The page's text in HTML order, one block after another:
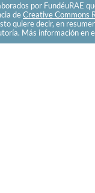
por FundéuRAE
de Creative Commons
quiere decir, en
Más información en